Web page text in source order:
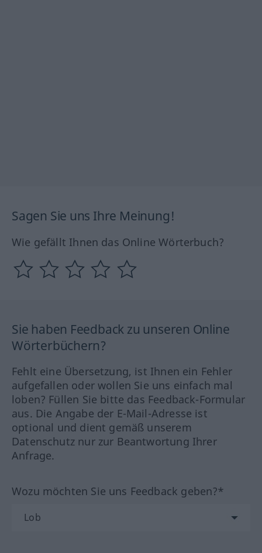
Sagen Sie uns Ihre Meinung!
Wie gefällt Ihnen das Online Wörterbuch?
Sie haben Feedback zu unseren Online
Wörterbüchern?
Fehlt eine Übersetzung, ist Ihnen ein Fehler
aufgefallen oder wollen Sie uns einfach mal
loben? Füllen Sie bitte das Feedback-Formular
aus. Die Angabe der E-Mail-Adresse ist
optional und dient gemäß unserem
Datenschutz nur zur Beantwortung Ihrer
Anfrage.
Wozu möchten Sie uns Feedback geben?*